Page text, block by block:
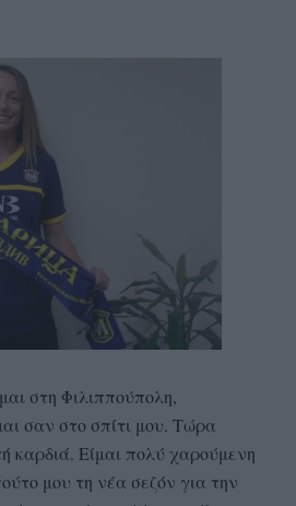
στη Φιλιππούπολη,
σαν στο σπίτι μου. Τώρα
καρδιά. Είμαι πολύ χαρούμενη
μου τη νέα σεζόν για την